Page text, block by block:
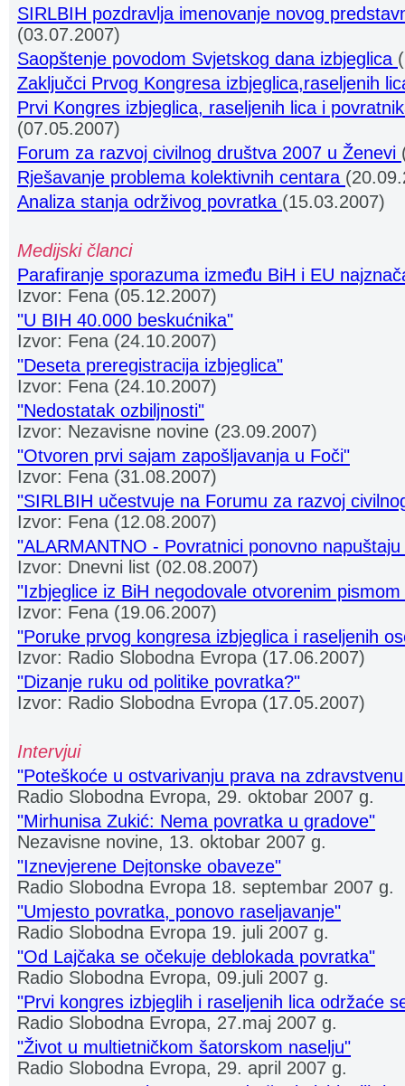
SIRLBIH pozdravlja imenovanje novog
(03.07.2007)
Saopštenje povodom Svjetskog dana izbjeglica
Zaključci Prvog Kongresa izbjeglica,raseljenih
Prvi Kongres izbjeglica, raseljenih lica i
(07.05.2007)
Forum za razvoj civilnog društva 2007 u Ženevi
Rješavanje problema kolektivnih centara
Analiza stanja održivog povratka (15.03.2007)
Medijski članci
Parafiranje sporazuma između BiH i EU
Izvor: Fena (05.12.2007)
"U BIH 40.000 beskućnika"
Izvor: Fena (24.10.2007)
"Deseta preregistracija izbjeglica"
Izvor: Fena (24.10.2007)
"Nedostatak ozbiljnosti"
Izvor: Nezavisne novine (23.09.2007)
"Otvoren prvi sajam zapošljavanja u Foči"
Izvor: Fena (31.08.2007)
"SIRLBIH učestvuje na Forumu za razvoj
Izvor: Fena (12.08.2007)
"ALARMANTNO - Povratnici ponovno
Izvor: Dnevni list (02.08.2007)
"Izbjeglice iz BiH negodovale otvorenim pismom
Izvor: Fena (19.06.2007)
"Poruke prvog kongresa izbjeglica i raseljenih
Izvor: Radio Slobodna Evropa (17.06.2007)
"Dizanje ruku od politike povratka?"
Izvor: Radio Slobodna Evropa (17.05.2007)
Intervjui
"Poteškoće u ostvarivanju prava na
Radio Slobodna Evropa, 29. oktobar 2007 g.
"Mirhunisa Zukić: Nema povratka u gradove"
Nezavisne novine, 13. oktobar 2007 g.
"Iznevjerene Dejtonske obaveze"
Radio Slobodna Evropa 18. septembar 2007 g.
"Umjesto povratka, ponovo raseljavanje"
Radio Slobodna Evropa 19. juli 2007 g.
"Od Lajčaka se očekuje deblokada povratka"
Radio Slobodna Evropa, 09.juli 2007 g.
"Prvi kongres izbjeglih i raseljenih lica održaće
Radio Slobodna Evropa, 27.maj 2007 g.
"Život u multietničkom šatorskom naselju"
Radio Slobodna Evropa, 29. april 2007 g.